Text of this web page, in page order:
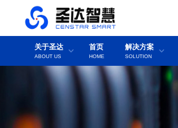
关于圣达
ABOUT US
首页
HOME
解决方案
SOLUTION